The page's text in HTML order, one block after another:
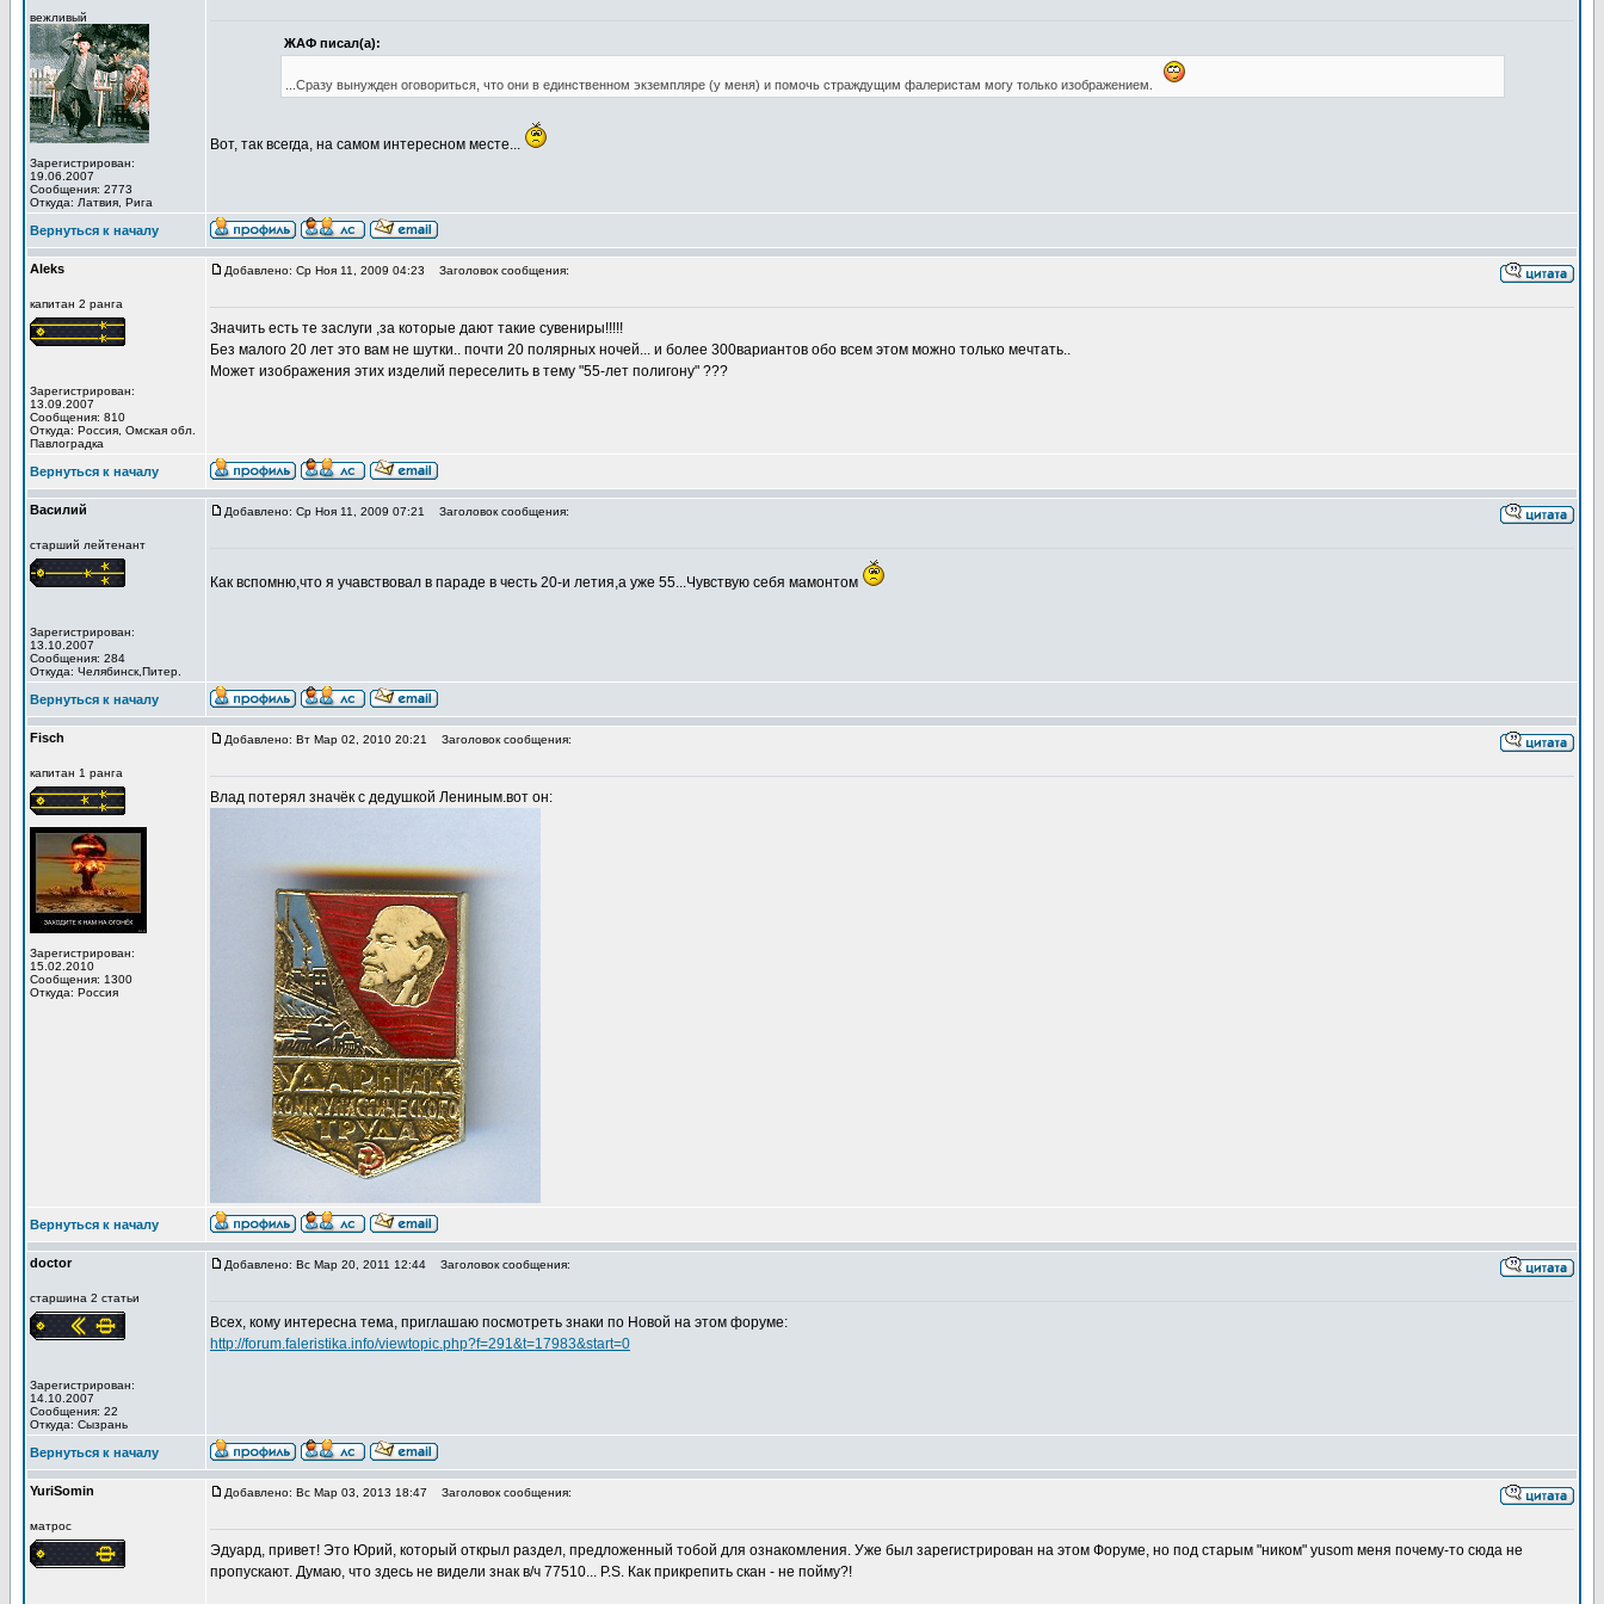
вежливый
Зарегистрирован:
19.06.2007
Сообщения: 2773
Откуда: Латвия, Рига
ЖАФ писал(а):
...Сразу вынужден оговориться, что они в единственном экземпляре (у меня) и помочь страждущим фалеристам могу только изображением.
Вот, так всегда, на самом интересном месте...
Вернуться к началу
Aleks
капитан 2 ранга
Зарегистрирован:
13.09.2007
Сообщения: 810
Откуда: Роcсия, Омская обл.
Павлоградка
Добавлено: Ср Ноя 11, 2009 04:23 Заголовок сообщения:
Значить есть те заслуги ,за которые дают такие сувениры!!!!!
Без малого 20 лет это вам не шутки.. почти 20 полярных ночей... и более 300вариантов обо всем этом можно только мечтать..
Может изображения этих изделий переселить в тему "55-лет полигону" ???
Вернуться к началу
Василий
старший лейтенант
Зарегистрирован:
13.10.2007
Сообщения: 284
Откуда: Челябинск,Питер.
Добавлено: Ср Ноя 11, 2009 07:21 Заголовок сообщения:
Как вспомню,что я учавствовал в параде в честь 20-и летия,а уже 55...Чувствую себя мамонтом
Вернуться к началу
Fisch
капитан 1 ранга
Зарегистрирован:
15.02.2010
Сообщения: 1300
Откуда: Россия
Добавлено: Вт Мар 02, 2010 20:21 Заголовок сообщения:
Влад потерял значёк с дедушкой Лениным.вот он:
Вернуться к началу
doctor
старшина 2 статьи
Зарегистрирован:
14.10.2007
Сообщения: 22
Откуда: Сызрань
Добавлено: Вс Мар 20, 2011 12:44 Заголовок сообщения:
Всех, кому интересна тема, приглашаю посмотреть знаки по Новой на этом форуме:
http://forum.faleristika.info/viewtopic.php?f=291&t=17983&start=0
Вернуться к началу
YuriSomin
матрос
Добавлено: Вс Мар 03, 2013 18:47 Заголовок сообщения:
Эдуард, привет! Это Юрий, который открыл раздел, предложенный тобой для ознакомления. Уже был зарегистрирован на этом Форуме, но под старым "ником" yusom меня почему-то сюда не
пропускают. Думаю, что здесь не видели знак в/ч 77510... P.S. Как прикрепить скан - не пойму?!